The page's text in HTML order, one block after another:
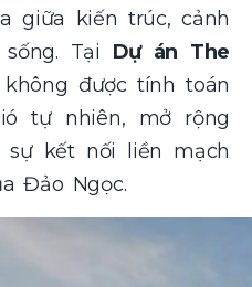
giữa kiến trúc, cảnh
Tại Dự án The
được tính toán
tự nhiên, mở rộng
kết nối liền mạch
Đảo Ngọc.